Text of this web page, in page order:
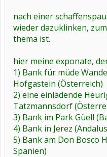
nach einer
wieder dazuklinken,
thema ist.
hier meine exponate,
1) Bank für müde
Hofgastein (Österreich)
2) eine einladende
Tatzmannsdorf
3) Bank im Park Güell
4) Bank in Jerez
5) Bank am Don Bosco
Spanien)